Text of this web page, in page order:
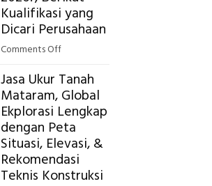
Sejuk
Tanpa
AC
Solusi
Pemetaan
Kualifikasi yang
Dicari Perusahaan
Comments Offon
Cara
Mendapatkan
Posisi
Geodetic
Surveyor
di
Industri
Jasa Ukur Tanah
Mataram, Global
Ekplorasi Lengkap
dengan Peta
Situasi, Elevasi, &
Rekomendasi
Teknis Konstruksi